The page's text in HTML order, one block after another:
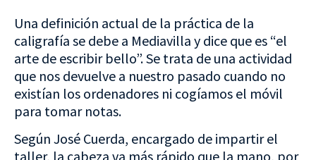
Una definición actual de la práctica de la
caligrafía se debe a Mediavilla y dice que es “el
arte de escribir bello”. Se trata de una actividad
que nos devuelve a nuestro pasado cuando no
existían los ordenadores ni cogíamos el móvil
para tomar notas.
Según José Cuerda, encargado de impartir el
taller, la cabeza va más rápido que la mano, por